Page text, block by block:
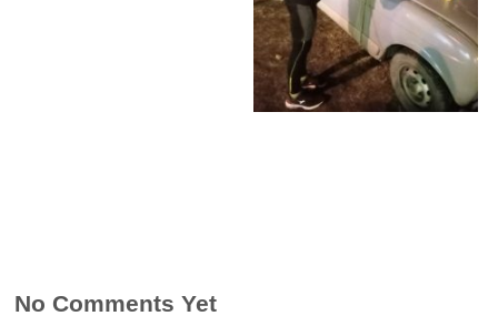
No Comments Yet